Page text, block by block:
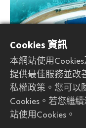
Experience the
DEXFOAM.
DEXFOAM offers
marine traction
Booth: Hall 5.173
Date: November 15 -
Cookies 資訊
本網站使用
提供最佳服務並改
私權政策。您可以
Cookies。若您繼
站使用Cookies。